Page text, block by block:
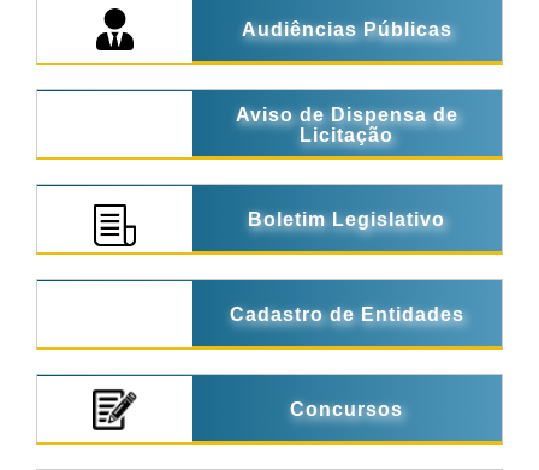
Audiências Públicas
Aviso de Dispensa de
Licitação
Boletim Legislativo
Cadastro de Entidades
Concursos